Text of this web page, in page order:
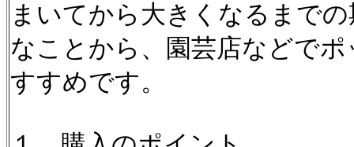
まいてから大きくなるまで
なことから、園芸店などで
すすめです。